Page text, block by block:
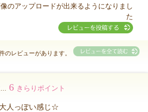
のアップロードが出来るようになりまし
た
のレビューがあります。
6 きらりポイント
大人っぽい感じ☆